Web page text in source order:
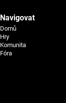
Navigovat
Domů
Hry
Komunita
Fóra